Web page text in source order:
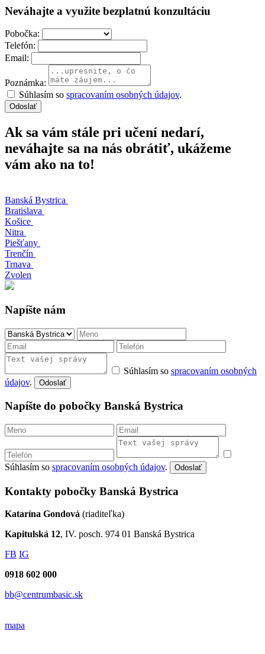
Neváhajte a využite bezplatnú konzultáciu
Pobočka:
Telefón:
Email:
Poznámka:
Súhlasím so spracovaním osobných údajov.
Odoslať
Ak sa vám stále pri učení nedarí,
neváhajte sa na nás obrátiť, ukážeme
vám ako na to!
Banská Bystrica
Bratislava
Košice
Nitra
Piešťany
Trenčín
Trnava
Zvolen
Napíšte nám
Súhlasím so spracovaním osobných
údajov. Odoslať
Napíšte do pobočky Banská Bystrica
Súhlasím so spracovaním osobných údajov. Odoslať
Kontakty pobočky Banská Bystrica
Katarína Gondová (riaditeľka)
Kapitulská 12, IV. posch. 974 01 Banská Bystrica
FB IG
0918 602 000
bb@centrumbasic.sk
mapa